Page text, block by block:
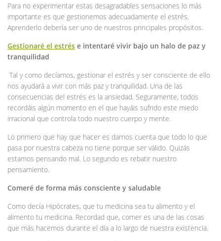
Para no experimentar estas desagradables sensaciones lo más
importante es que gestionemos adecuadamente el estrés.
Aprenderlo debería ser uno de nuestros principales propósitos.
Gestionaré el estrés e intentaré vivir bajo un halo de paz y
tranquilidad
Tal y como decíamos, gestionar el estrés y ser consciente de ello
nos ayudará a vivir con más paz y tranquilidad. Una de las
consecuencias del estrés es la ansiedad. Seguramente, todos
recordáis algún momento en el que hayáis sufrido este miedo
irracional que controla todo nuestro cuerpo y mente.
Lo primero que hay que hacer es darnos cuenta que todo lo que
pasa por nuestra cabeza no tiene porque ser válido. Quizás
estamos pensando mal. Lo segundo es rebatir nuestro
pensamiento.
Comeré de forma más consciente y saludable
Como decía Hipócrates, que tu medicina sea tu alimento y el
alimento tu medicina. Recordad que, comer es una de las cosas
que más hacemos durante el día a lo largo de nuestra existencia.